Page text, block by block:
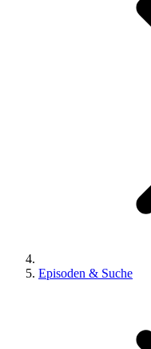
Episoden & Suche